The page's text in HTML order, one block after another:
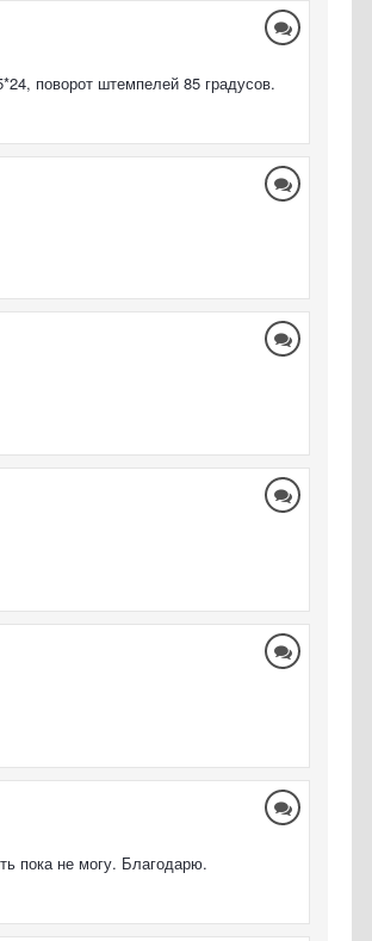
поворот штемпелей 85 градусов.
пока не могу. Благодарю.